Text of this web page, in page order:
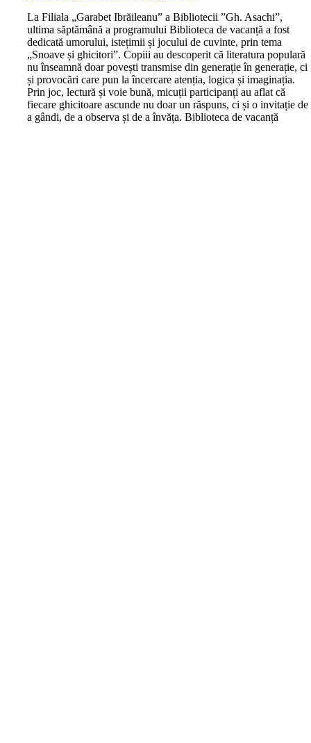
La Filiala „Garabet Ibrăileanu” a Bibliotecii ”Gh. Asachi”,
ultima săptămână a programului Biblioteca de vacanță a fost
dedicată umorului, istețimii și jocului de cuvinte, prin tema
„Snoave și ghicitori”. Copiii au descoperit că literatura populară
nu înseamnă doar povești transmise din generație în generație, ci
și provocări care pun la încercare atenția, logica și imaginația.
Prin joc, lectură și voie bună, micuții participanți au aflat că
fiecare ghicitoare ascunde nu doar un răspuns, ci și o invitație de
a gândi, de a observa și de a învăța. Biblioteca de vacanță